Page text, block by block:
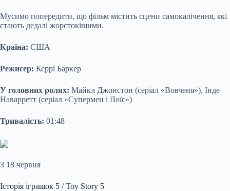
Мусимо попередити, що фільм містить сцени самокалічення, які
стають дедалі жорстокішими.
Країна: США
Режисер: Керрі Баркер
У головних ролях: Майкл Джонстон (серіал «Вовченя»), Інде
Наварретт (серіал «Супермен і Лоїс»)
Тривалість: 01:48
З 18 червня
Історія іграшок 5 / Toy Story 5